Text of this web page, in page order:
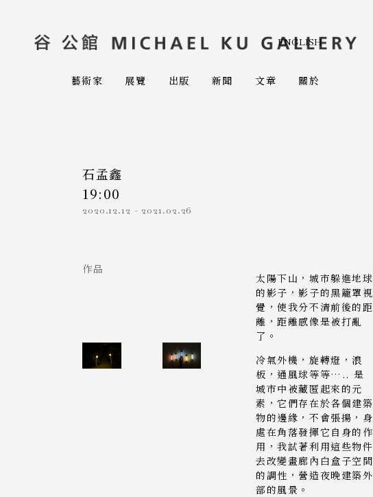
藝術家 展覽 出版 新聞 文章 關於
ENGLISH
石孟鑫
19:00
2020.12.12 - 2021.02.26
作品
太陽下山，城市躲進地球
的影子，影子的黑籠罩視
覺，使我分不清前後的距
離，距離感像是被打亂
了。
冷氣外機，旋轉燈，浪
板，通風球等等….. 是
城市中被藏匿起來的元
素，它們存在於各個建築
物的邊緣，不會張揚，身
處在角落發揮它自身的作
用，我試著利用這些物件
去改變畫廊內白盒子空間
的調性，營造夜晚建築外
部的風景。